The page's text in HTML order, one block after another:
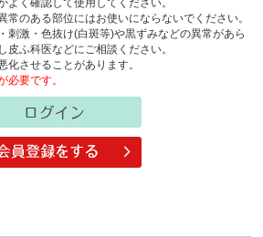
常のある部位にはお使いにならないでください。
刺激・色抜け(白斑等)や黒ずみなどの異常があら
皮ふ科医などにご相談ください。
化させることがあります。
必要です。